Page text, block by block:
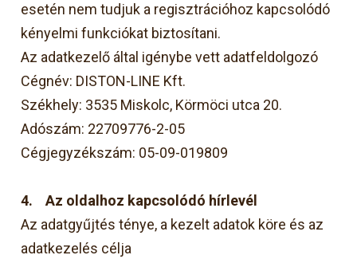
esetén nem tudjuk a regisztrációhoz kapcsolódó
kényelmi funkciókat biztosítani.
Az adatkezelő által igénybe vett adatfeldolgozó
Cégnév: DISTON-LINE Kft.
Székhely: 3535 Miskolc, Körmöci utca 20.
Adószám: 22709776-2-05
Cégjegyzékszám: 05-09-019809
4.Az oldalhoz kapcsolódó hírlevél
Az adatgyűjtés ténye, a kezelt adatok köre és az
adatkezelés célja